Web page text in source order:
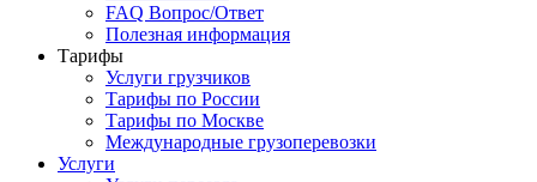
FAQ Вопрос/Ответ
Полезная информация
Тарифы
Услуги грузчиков
Тарифы по России
Тарифы по Москве
Международные грузоперевозки
Услуги